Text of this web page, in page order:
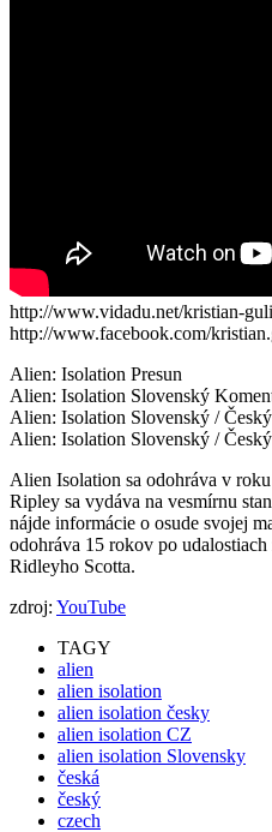
http://www.vidadu.net/kristian-
http://www.facebook.com/
Alien: Isolation Presun
Alien: Isolation Slovenský
Alien: Isolation Slovenský /
Alien: Isolation Slovenský /
Alien Isolation sa odohráva v
Ripley sa vydáva na vesmírnu
nájde informácie o osude svojej
odohráva 15 rokov po
Ridleyho Scotta.
zdroj: YouTube
TAGY
alien
alien isolation
alien isolation česky
alien isolation CZ
alien isolation Slovensky
česká
český
czech